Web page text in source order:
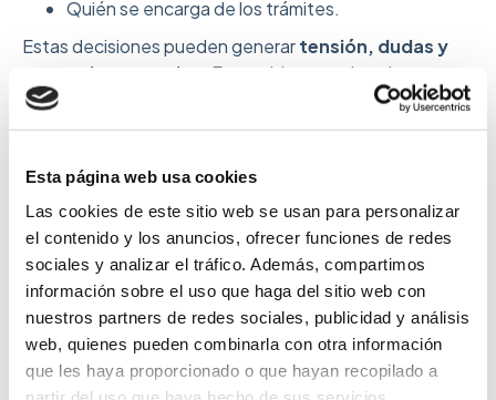
Esta página web usa cookies
Las cookies de este sitio web se usan para personalizar
el contenido y los anuncios, ofrecer funciones de redes
sociales y analizar el tráfico. Además, compartimos
información sobre el uso que haga del sitio web con
nuestros partners de redes sociales, publicidad y análisis
web, quienes pueden combinarla con otra información
que les haya proporcionado o que hayan recopilado a
Quién se encarga de los trámites.
Estas decisiones pueden generartensión, dudas y
gastos inesperados
. En cambio, cuando existe un
plan funerario
, la familia sabe qué hacer y a quién
llamar.
Deja claras tus preferencias.
Reduce decisiones difíciles a la familia.
Conoces el precio final del servicio funerario
Elegir una alternativa más transparente al seguro
de decesos.
Organizar el funeral con calma y sin presión.